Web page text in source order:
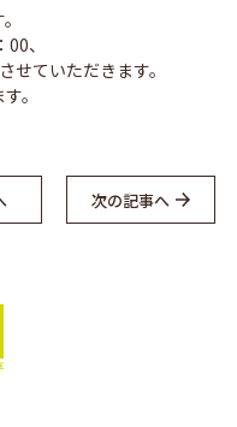
、
せていただきます。
。
次の記事へ